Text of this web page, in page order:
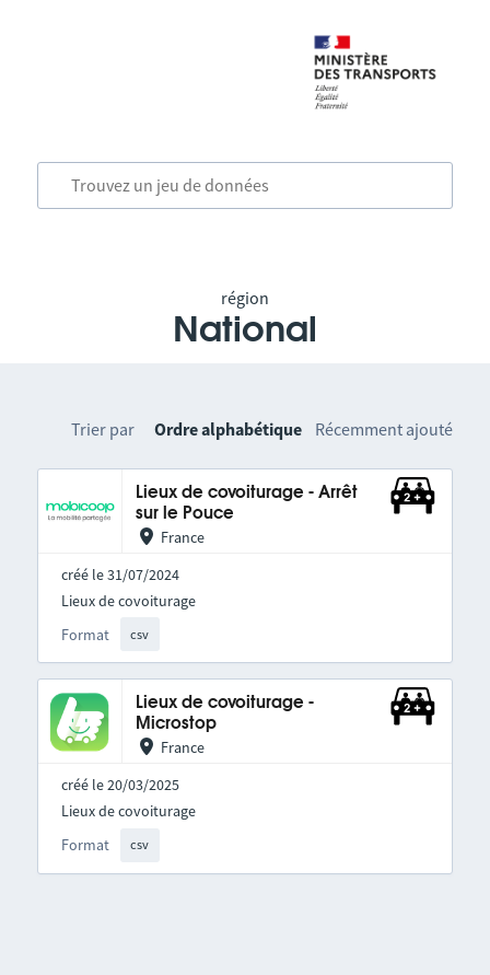
région
National
Trier par Ordre alphabétique Récemment ajouté
Lieux de covoiturage - Arrêt
sur le Pouce
France
créé le 31/07/2024
Format csv
Lieux de covoiturage
Lieux de covoiturage -
Microstop
France
créé le 20/03/2025
Format csv
Lieux de covoiturage